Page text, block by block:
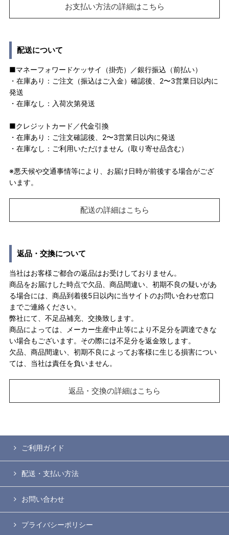
お支払い方法の詳細はこちら
配送について
■マネーフォワードケッサイ（掛売）／銀行振込（前払い）
・在庫あり：ご注文（振込はご入金）確認後、2〜3営業日以内に
発送
・在庫なし：入荷次第発送
■クレジットカード／代金引換
・在庫あり：ご注文確認後、2〜3営業日以内に発送
・在庫なし：ご利用いただけません（取り寄せ品含む）
※悪天候や交通事情等により、お届け日時が前後する場合がござ
います。
配送の詳細はこちら
返品・交換について
当社はお客様ご都合の返品はお受けしておりません。
商品をお届けした時点で欠品、商品間違い、初期不良の疑いがあ
る場合には、商品到着後5日以内に当サイトのお問い合わせ窓口
までご連絡ください。
弊社にて、不足品補充、交換致します。
商品によっては、メーカー生産中止等により不足分を調達できな
い場合もございます。その際には不足分を返金致します。
欠品、商品間違い、初期不良によってお客様に生じる損害につい
ては、当社は責任を負いません。
返品・交換の詳細はこちら
ご利用ガイド
配送・支払い方法
お問い合わせ
プライバシーポリシー